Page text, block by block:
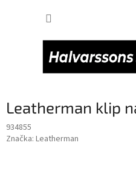
Leatherman klip
934855
Značka: Leatherman